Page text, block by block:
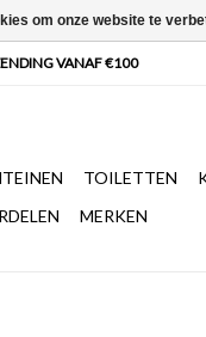
TOILETTEN
MERKEN
om onze website te